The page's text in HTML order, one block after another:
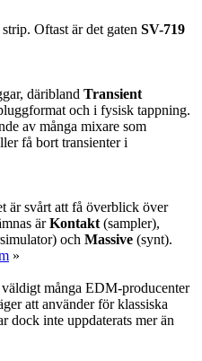
Oftast är det gaten SV-719
däribland Transient
och i fysisk tappning.
av många mixare som
få bort transienter i
är svårt att få överblick över
ärKontakt (sampler),
och Massive (synt).
»
många EDM-producenter
att använder för klassiska
dock inte uppdaterats mer än